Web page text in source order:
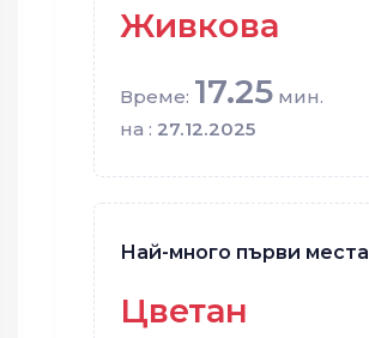
Живкова
Време: 17.25 мин.
на : 27.12.2025
Най-много първи места
Цветан